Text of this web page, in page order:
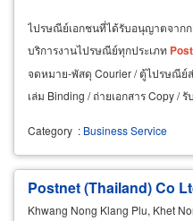
ไปรษณีย์เอกชนที่ได้รับอนุญาตจากก
บริการงานไปรษณีย์ทุกประเภท
จดหมาย-พัสดุ Courier / ตู้ไปรษณีย์
เล่ม Binding / ถ่ายเอกสาร Copy /
Category : Business Service
Postnet (Thailand) Co
Khwang Nong Klang Plu, Khet